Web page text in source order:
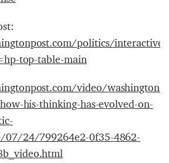
politics/
top-table-main
video/washington-
his-thinking-has-evolved-on-
07/24/799264e2-0f35-4862-